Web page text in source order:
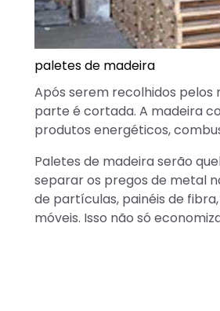
paletes de madeira
Após serem recolhidos
parte é cortada. A madeira
produtos energéticos,
Paletes de madeira serão
separar os pregos de metal
de partículas, painéis de
móveis. Isso não só